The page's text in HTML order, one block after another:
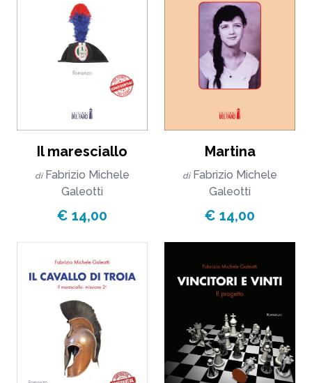
Il maresciallo
di Fabrizio Michele
Galeotti
€ 14,00
Martina
di Fabrizio Michele
Galeotti
€ 14,00